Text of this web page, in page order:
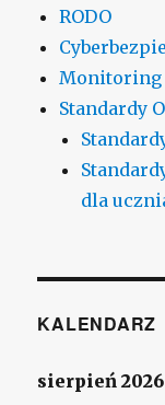
RODO
Monitoring
Standardy
dla
KALENDARZ
sierpień 2026